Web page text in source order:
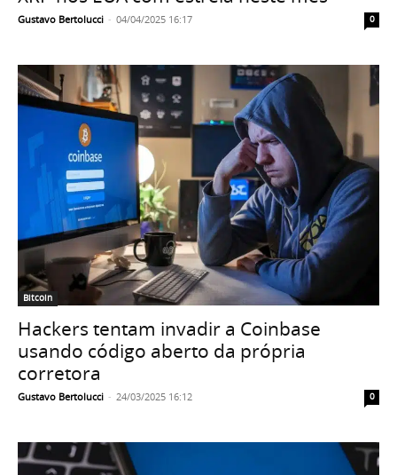
Gustavo Bertolucci - 04/04/2025 16:17 0
Bitcoin
Hackers tentam invadir a Coinbase
usando código aberto da própria
corretora
Gustavo Bertolucci - 24/03/2025 16:12 0